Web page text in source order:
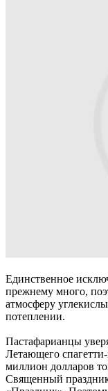
Единственное
прежнему много,
атмосферу
потеплении.
Пастафарианцы
Летающего
миллион долларов
Священный праздник